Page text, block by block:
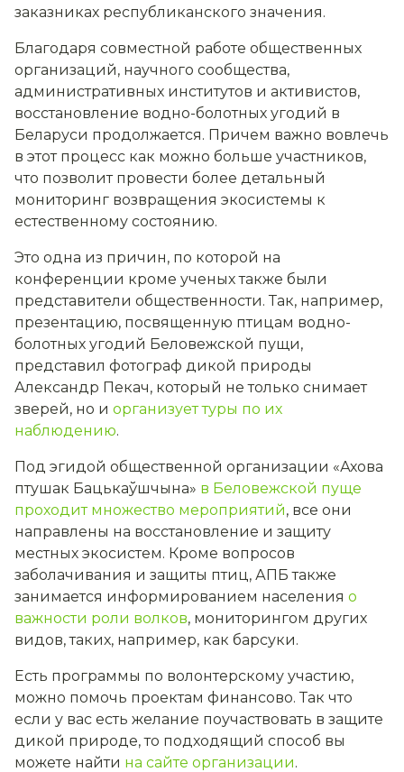
заказниках республиканского значения.
Благодаря совместной работе общественных
организаций, научного сообщества,
административных институтов и активистов,
восстановление водно-болотных угодий в
Беларуси продолжается. Причем важно вовлечь
в этот процесс как можно больше участников,
что позволит провести более детальный
мониторинг возвращения экосистемы к
естественному состоянию.
Это одна из причин, по которой на
конференции кроме ученых также были
представители общественности. Так, например,
презентацию, посвященную птицам водно-
болотных угодий Беловежской пущи,
представил фотограф дикой природы
Александр Пекач, который не только снимает
зверей, но и организует туры по их
наблюдению.
Под эгидой общественной организации «Ахова
птушак Бацькаўшчына» в Беловежской пуще
проходит множество мероприятий, все они
направлены на восстановление и защиту
местных экосистем. Кроме вопросов
заболачивания и защиты птиц, АПБ также
занимается информированием населения о
важности роли волков, мониторингом других
видов, таких, например, как барсуки.
Есть программы по волонтерскому участию,
можно помочь проектам финансово. Так что
если у вас есть желание поучаствовать в защите
дикой природе, то подходящий способ вы
можете найти на сайте организации.